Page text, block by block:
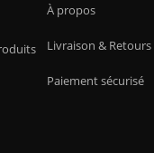
À propos
Livraison & Retours
Paiement sécurisé